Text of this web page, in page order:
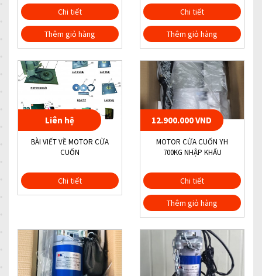
Chi tiết
Thêm giỏ hàng
Chi tiết
Thêm giỏ hàng
Liên hệ
BÀI VIẾT VỀ MOTOR CỬA
CUỐN
Chi tiết
12.900.000 VND
MOTOR CỬA CUỐN YH
700KG NHẬP KHẨU
Chi tiết
Thêm giỏ hàng